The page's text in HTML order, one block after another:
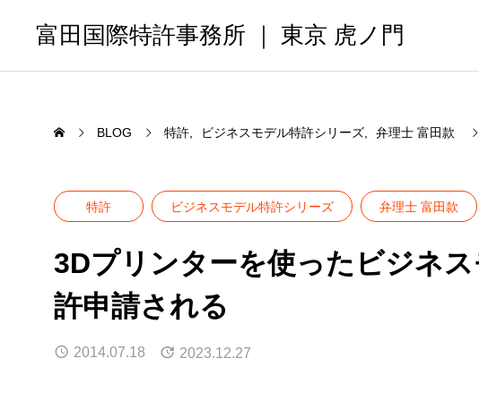
富田国際特許事務所 ｜ 東京 虎ノ門
BLOG 特許 ビジネスモデル特許シリーズ 弁理士 富田款
特許 ビジネスモデル特許シリーズ 弁理士 富田款
3Dプリンターを使ったビジネ
許申請される
2014.07.18 2023.12.27